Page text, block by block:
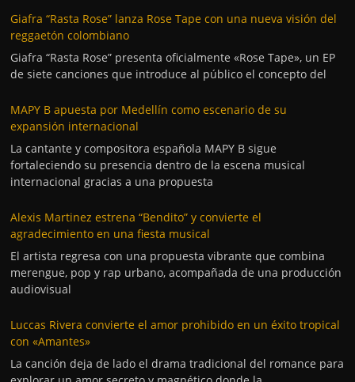
Giafra “Rasta Rose” lanza Rose Tape con una nueva visión del
reggaetón colombiano
Giafra “Rasta Rose” presenta oficialmente «Rose Tape», un EP
de siete canciones que introduce al público el concepto del
MAPY B apuesta por Medellín como escenario de su
expansión internacional
La cantante y compositora española MAPY B sigue
fortaleciendo su presencia dentro de la escena musical
internacional gracias a una propuesta
Alexis Martinez estrena “Bendito” y convierte el
agradecimiento en una fiesta musical
El artista regresa con una propuesta vibrante que combina
merengue, pop y rap urbano, acompañada de una producción
audiovisual
Luccas Rivera convierte el amor prohibido en un éxito tropical
con «Amantes»
La canción deja de lado el drama tradicional del romance para